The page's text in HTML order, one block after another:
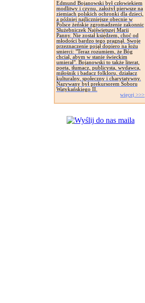
Edmund Bojanowski był człowiekiem
modlitwy i czynu, założył pierwsze na
ziemiach polskich ochronki dla dzieci,
a później najliczniejsze obecnie w
Polsce żeńskie zgromadzenie zakonnic
Służebniczek Najświętszej Marii
Panny. Nie został księdzem, choć od
młodości bardzo tego pragnął. Swoje
przeznaczenie pojął dopiero na łożu
smierci: "Teraz rozumiem, że Bóg
chciał, abym w stanie świeckim
umierał". Bojanowski to także literat,
poeta, tłumacz, publicysta, wydawca,
miłośnik i badacz folkloru, działacz
kulturalny, społeczny i charytatywny.
Nazywany był prekursorem Soboru
Watykańskiego II.
więcej >>>